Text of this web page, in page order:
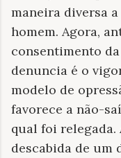
maneira diversa
homem. Agora,
consentimento
denuncia é o
modelo de
favorece a não-
qual foi
descabida de um